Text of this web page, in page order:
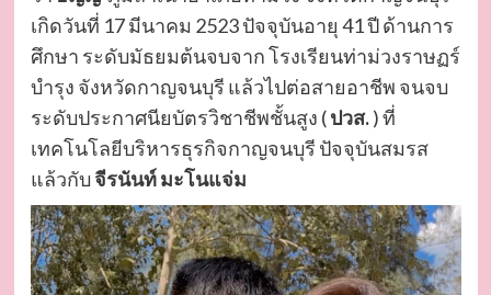
เกิดวันที่ 17 มีนาคม 2523 ปัจจุบันอายุ 41 ปี ด้านการ
ศึกษา ระดับมัธยมต้นจบจาก โรงเรียนท่าม่วงราษฏร์
บำรุง จังหวัดกาญจนบุรี แล้วไปต่อสายอาชีพ จนจบ
ระดับประกาศนียบัตรวิชาชีพชั้นสูง (ปวส.) ที่
เทคโนโลยีบริหารธุรกิจกาญจนบุรี ปัจจุบันสมรส
แล้วกับจีรนันท์ มะโนแจ่ม